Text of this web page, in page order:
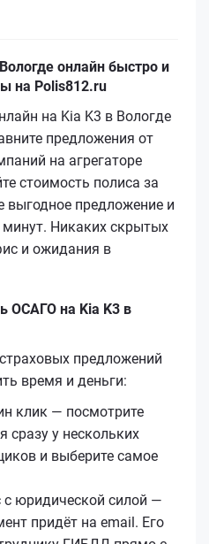
онлайн быстро и
на Polis812.ru
на Kia K3 в Вологде
предложения от
на агрегаторе
стоимость полиса за
выгодное предложение и
Никаких скрытых
и ожидания в
ОСАГО на Kia K3 в
предложений
время и деньги:
клик — посмотрите
сразу у нескольких
и выберите самое
юридической силой —
придёт на email. Его